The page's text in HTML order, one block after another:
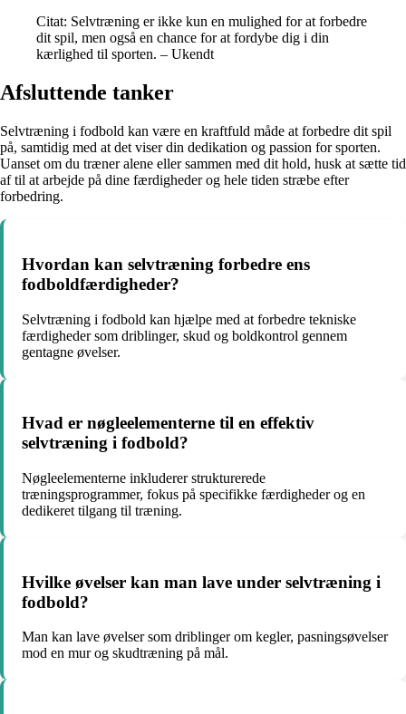
Citat: Selvtræning er ikke kun en mulighed for at forbedre
dit spil, men også en chance for at fordybe dig i din
kærlighed til sporten. – Ukendt
Afsluttende tanker
Selvtræning i fodbold kan være en kraftfuld måde at forbedre dit spil
på, samtidig med at det viser din dedikation og passion for sporten.
Uanset om du træner alene eller sammen med dit hold, husk at sætte tid
af til at arbejde på dine færdigheder og hele tiden stræbe efter
forbedring.
Hvordan kan selvtræning forbedre ens
fodboldfærdigheder?
Selvtræning i fodbold kan hjælpe med at forbedre tekniske
færdigheder som driblinger, skud og boldkontrol gennem
gentagne øvelser.
Hvad er nøgleelementerne til en effektiv
selvtræning i fodbold?
Nøgleelementerne inkluderer strukturerede
træningsprogrammer, fokus på specifikke færdigheder og en
dedikeret tilgang til træning.
Hvilke øvelser kan man lave under selvtræning i
fodbold?
Man kan lave øvelser som driblinger om kegler, pasningsøvelser
mod en mur og skudtræning på mål.